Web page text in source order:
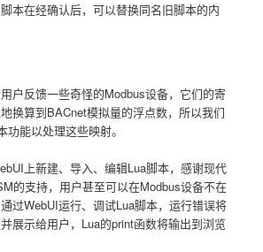
本在经确认后，可以替换同名旧脚本的内
户反馈一些奇怪的Modbus设备，它们的寄
换算到BACnet模拟量的浮点数，所以我们
功能以处理这些映射。
上新建、导入、编辑Lua脚本，感谢现代
的支持，用户甚至可以在Modbus设备不在
过WebUI运行、调试Lua脚本，运行错误将
展示给用户，Lua的print函数将输出到浏览